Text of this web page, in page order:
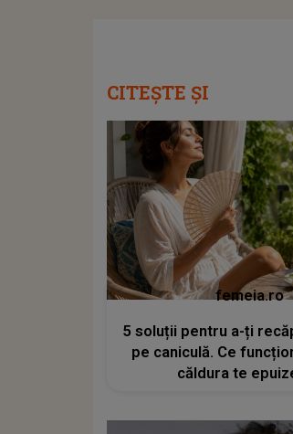
CITEȘTE ȘI
femeia.ro
5 soluții pentru a-ți
pe caniculă. Ce
căldura te